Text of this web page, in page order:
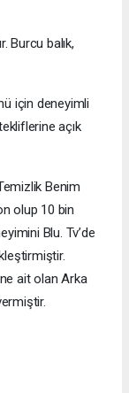
Burcu balık,
için deneyimli
açık
Benim
olup 10 bin
Blu. Tv’de
ait olan Arka